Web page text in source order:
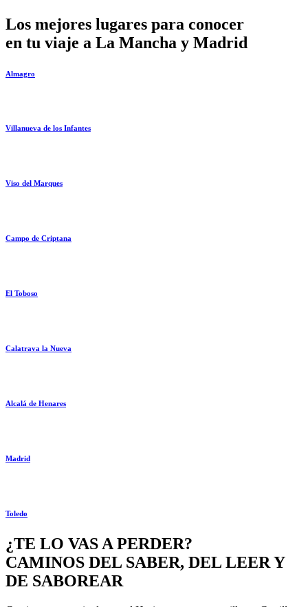
Los mejores lugares para conocer
en tu viaje a La Mancha y Madrid
Almagro
Villanueva de los Infantes
Viso del Marques
Campo de Criptana
El Toboso
Calatrava la Nueva
Alcalá de Henares
Madrid
Toledo
¿TE LO VAS A PERDER?
CAMINOS DEL SABER, DEL LEER Y
DE SABOREAR